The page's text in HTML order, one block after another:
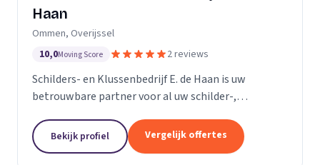
Haan
Ommen, Overijssel
10,0Moving Score 2 reviews
Schilders- en Klussenbedrijf E. de Haan is uw
betrouwbare partner voor al uw schilder-,
in november 2007, hebben we ons onderscheiden
door onze...
Bekijk profiel Vergelijk offertes